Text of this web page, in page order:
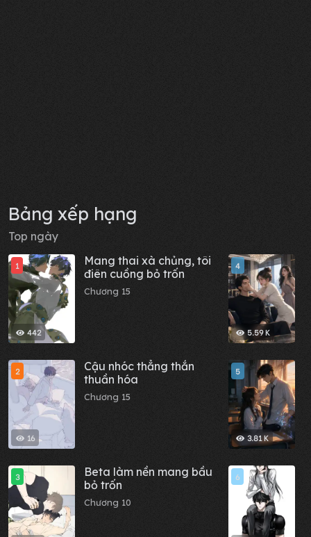
Bảng xếp hạng
Top ngày
442
1
Mang thai xà chủng, tôi
điên cuồng bỏ trốn
Chương 15
16
2
Cậu nhóc thẳng thắn
thuần hóa
Chương 15
3
Beta làm nền mang bầu
bỏ trốn
Chương 10
5.59 K
4
3.81 K
5
6